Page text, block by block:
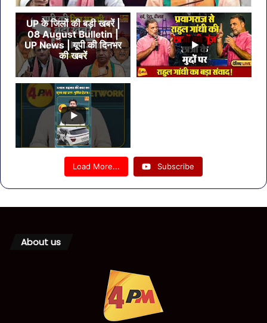
UP के जिलों की बड़ी खबरें |
08 August Bulletin |
UP News | यूपी की दिनभर
की खबरें
Load More... Subscribe
About us